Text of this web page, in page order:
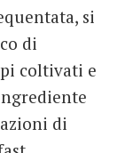
si
di
coltivati e
di